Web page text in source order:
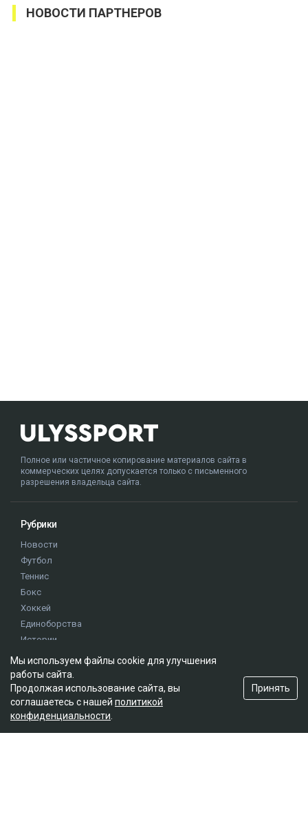
НОВОСТИ ПАРТНЕРОВ
Полное или частичное копирование материалов сайта в
коммерческих целях допускается только с письменного
разрешения владельца сайта.
Рубрики
Новости
Футбол
Теннис
Бокс
Хоккей
Единоборства
Истории
Редакция
О проекте
Правила сайта
Мы используем файлы cookie для улучшения
работы сайта.
Продолжая использование сайта, вы
соглашаетесь с нашей политикой
конфиденциальности
Принять